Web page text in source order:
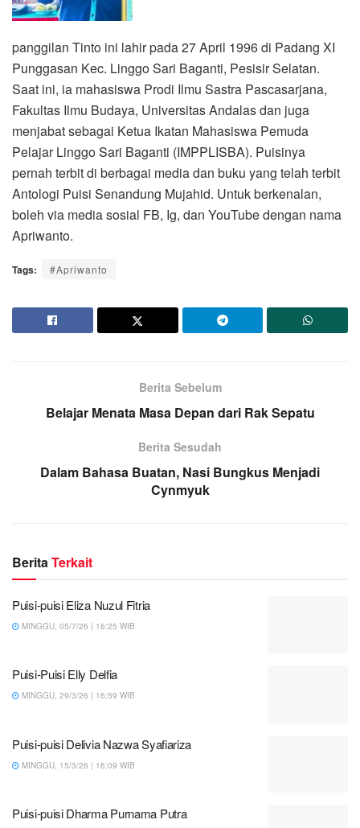
panggilan Tinto ini lahir pada 27 April 1996 di Padang XI
Punggasan Kec. Linggo Sari Baganti, Pesisir Selatan.
Saat ini, ia mahasiswa Prodi Ilmu Sastra Pascasarjana,
Fakultas Ilmu Budaya, Universitas Andalas dan juga
menjabat sebagai Ketua Ikatan Mahasiswa Pemuda
Pelajar Linggo Sari Baganti (IMPPLISBA). Puisinya
pernah terbit di berbagai media dan buku yang telah terbit
Antologi Puisi Senandung Mujahid. Untuk berkenalan,
boleh via media sosial FB, Ig, dan YouTube dengan nama
Apriwanto.
Tags: #Apriwanto
Berita Sebelum
Belajar Menata Masa Depan dari Rak Sepatu
Berita Sesudah
Dalam Bahasa Buatan, Nasi Bungkus Menjadi
Cynmyuk
BeritaTerkait
Puisi-puisi Eliza Nuzul Fitria
MINGGU, 05/7/26 | 16:25 WIB
Puisi-Puisi Elly Delfia
MINGGU, 29/3/26 | 16:59 WIB
Puisi-puisi Delivia Nazwa Syafiariza
MINGGU, 15/3/26 | 16:09 WIB
Puisi-puisi Dharma Purnama Putra